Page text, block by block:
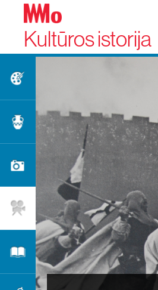
Kultūros istorija
Taikomoji dailė
Fotografija
Literatūra